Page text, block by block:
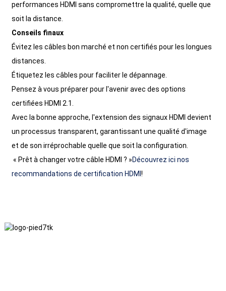
performances HDMI sans compromettre la qualité, quelle que
soit la distance.
Conseils finaux
Évitez les câbles bon marché et non certifiés pour les longues
distances.
Étiquetez les câbles pour faciliter le dépannage.
Pensez à vous préparer pour l'avenir avec des options
certifiées HDMI 2.1.
Avec la bonne approche, l'extension des signaux HDMI devient
un processus transparent, garantissant une qualité d'image
et de son irréprochable quelle que soit la configuration.
« Prêt à changer votre câble HDMI ? »Découvrez ici nos
recommandations de certification HDMI !